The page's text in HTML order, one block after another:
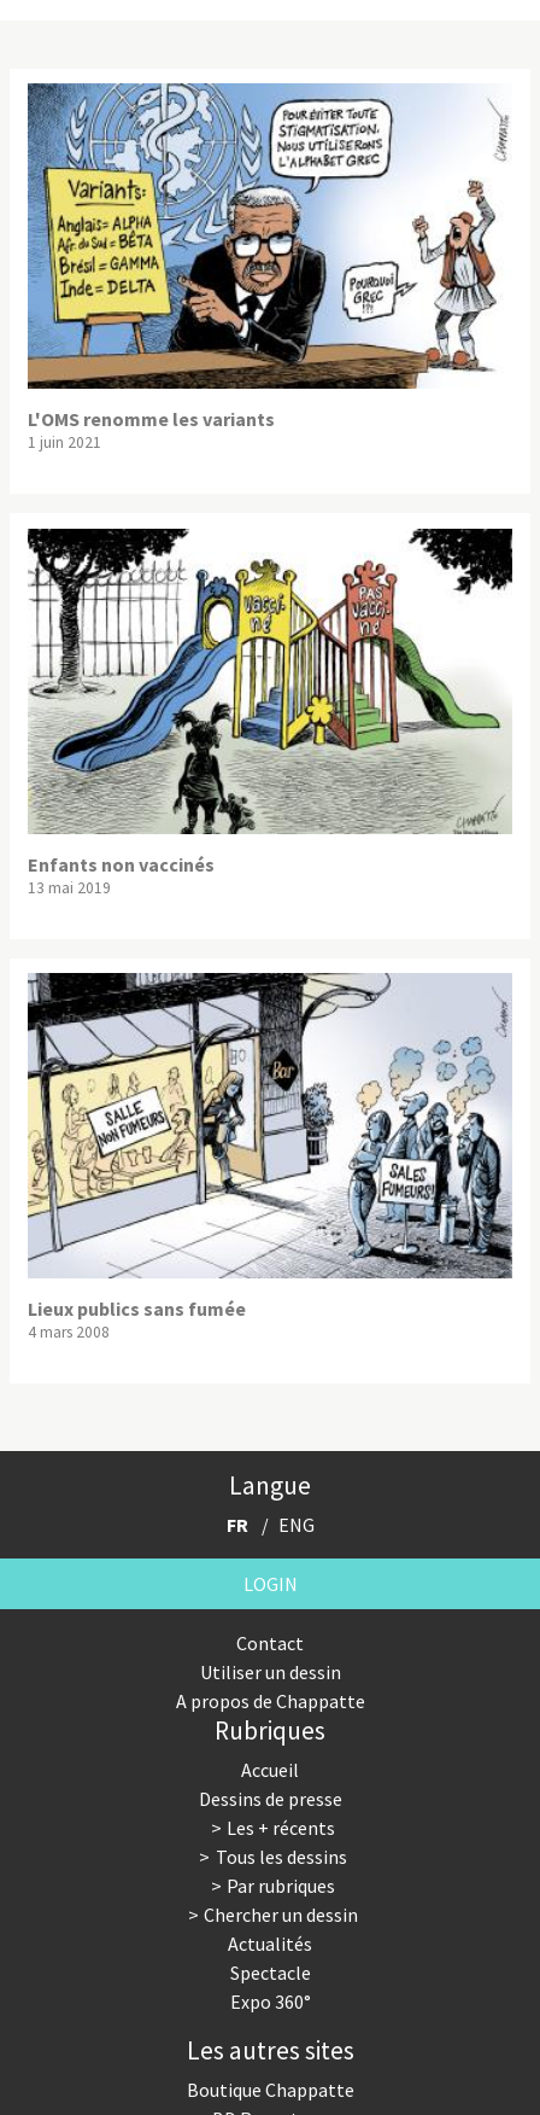
L'OMS renomme les variants
1 juin 2021
Enfants non vaccinés
13 mai 2019
Lieux publics sans fumée
4 mars 2008
Langue
FR ENG
LOGIN
Contact
Utiliser un dessin
A propos de Chappatte
Rubriques
Accueil
Dessins de presse
Les + récents
Tous les dessins
Par rubriques
Chercher un dessin
Actualités
Spectacle
Expo 360°
Les autres sites
Boutique Chappatte